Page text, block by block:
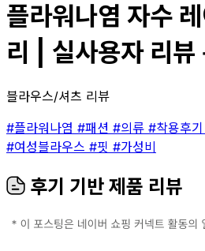
플라워나염 자수
리 | 실사용자 리뷰
블라우스/셔츠 리뷰
#플라워나염 #패션 #의류 #착용후기
#여성블라우스 #핏 #가성비
후기 기반 제품 리뷰